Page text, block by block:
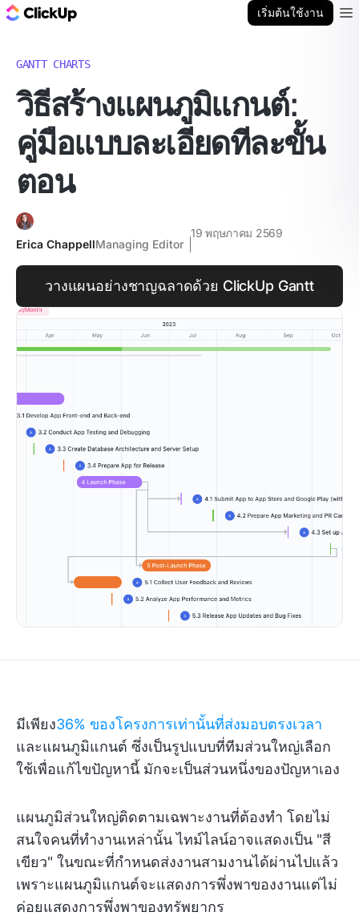
เริ่มต้นใช้งาน
GANTT CHARTS
วิธีสร้างแผนภูมิแกนต์:
คู่มือแบบละเอียดทีละขั้น
ตอน
Erica ChappellManaging Editor
19 พฤษภาคม 2569
วางแผนอย่างชาญฉลาดด้วย ClickUp Gantt
มีเพียง36% ของโครงการเท่านั้นที่ส่งมอบตรงเวลา
และแผนภูมิแกนต์ ซึ่งเป็นรูปแบบที่ทีมส่วนใหญ่เลือก
ใช้เพื่อแก้ไขปัญหานี้ มักจะเป็นส่วนหนึ่งของปัญหาเอง
แผนภูมิส่วนใหญ่ติดตามเฉพาะงานที่ต้องทำ โดยไม่
สนใจคนที่ทำงานเหล่านั้น ไทม์ไลน์อาจแสดงเป็น "สี
เขียว" ในขณะที่กำหนดส่งงานสามงานได้ผ่านไปแล้ว
เพราะแผนภูมิแกนต์จะแสดงการพึ่งพาของงานแต่ไม่
ค่อยแสดงการพึ่งพาของทรัพยากร